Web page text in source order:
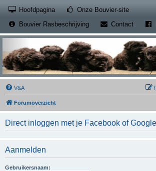
Hoofdpagina Onze Bouvier-site(Opens a
Bouvier Rasbeschrijving
Contact(Opens
V&A
Forumoverzicht
Direct inloggen met je Facebook of
Aanmelden
Gebruikersnaam: